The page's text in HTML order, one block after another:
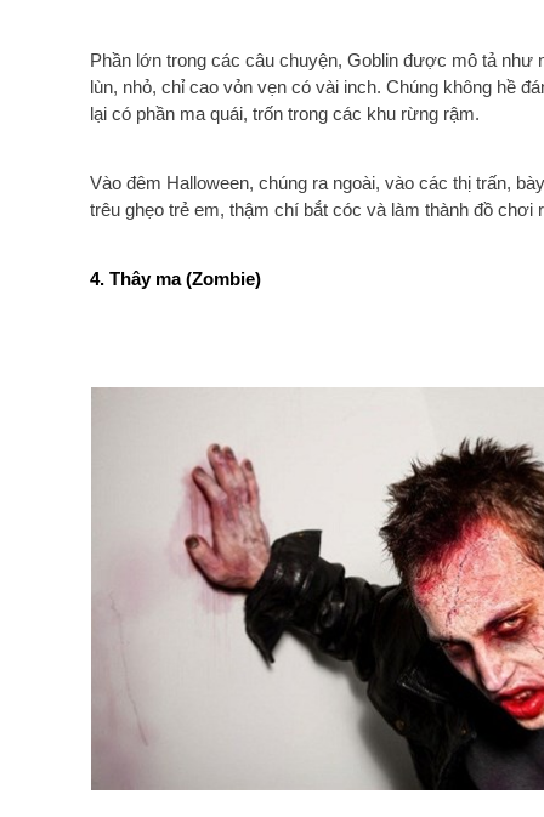
Phần lớn trong các câu chuyện, Goblin được mô tả như
lùn, nhỏ, chỉ cao vỏn vẹn có vài inch. Chúng không hề
lại có phần ma quái, trốn trong các khu rừng rậm.
Vào đêm Halloween, chúng ra ngoài, vào các thị trấn,
trêu ghẹo trẻ em, thậm chí bắt cóc và làm thành đồ chơi
4. Thây ma (Zombie)